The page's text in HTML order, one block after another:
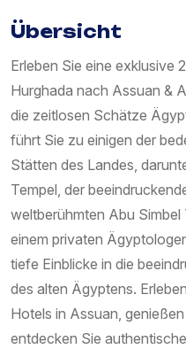
Übersicht
Erleben Sie eine exklusive
Hurghada nach Assuan &
die zeitlosen Schätze
führt Sie zu einigen der
Stätten des Landes,
Tempel, der
weltberühmten Abu
einem privaten
tiefe Einblicke in die
des alten Ägyptens.
Hotels in Assuan,
entdecken Sie